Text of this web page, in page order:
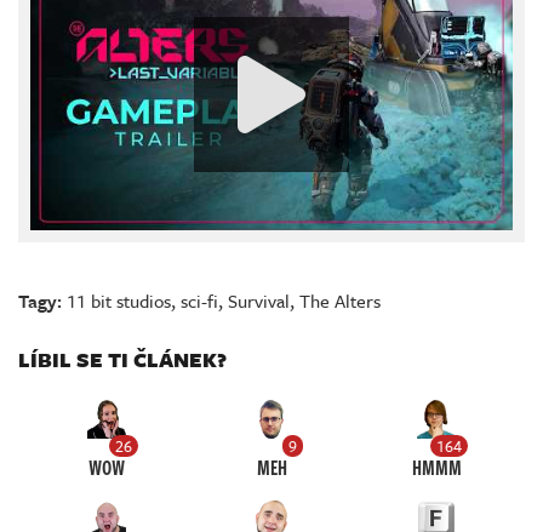
Tagy: 11 bit studios,sci-fi,Survival,The Alters
LÍBIL SE TI ČLÁNEK?
26
WOW
9
MEH
164
HMMM